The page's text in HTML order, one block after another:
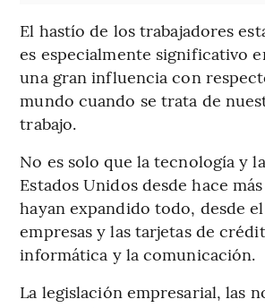
El hastío de los trabajadores
es especialmente significativo
una gran influencia con
mundo cuando se trata de
trabajo.
No es solo que la tecnología y
Estados Unidos desde hace
hayan expandido todo, desde
empresas y las tarjetas de
informática y la comunicación.
La legislación empresarial, las